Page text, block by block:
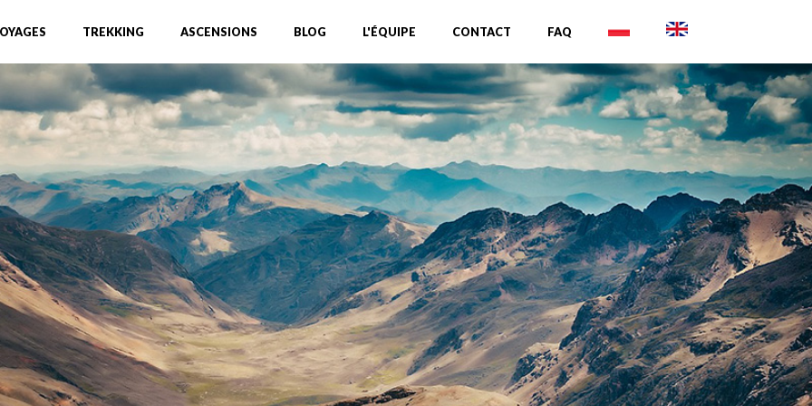
TREKKING ASCENSIONS BLOG L'ÉQUIPE CONTACT FAQ